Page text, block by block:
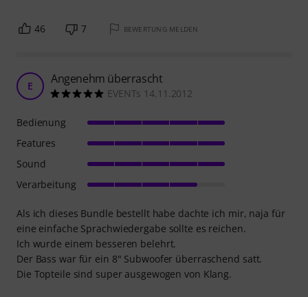
46 7 BEWERTUNG MELDEN
E Angenehm überrascht
EVENTs 14.11.2012
Als ich dieses Bundle bestellt habe dachte ich mir, naja für
eine einfache Sprachwiedergabe sollte es reichen.
Ich wurde einem besseren belehrt.
Der Bass war für ein 8" Subwoofer überraschend satt.
Die Topteile sind super ausgewogen von Klang.
Bedienung
Features
Sound
Verarbeitung